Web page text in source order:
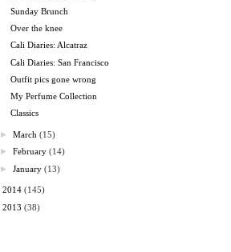
Sunday Brunch
Over the knee
Cali Diaries: Alcatraz
Cali Diaries: San Francisco
Outfit pics gone wrong
My Perfume Collection
Classics
►March (15)
►February (14)
►January (13)
2014 (145)
2013 (38)